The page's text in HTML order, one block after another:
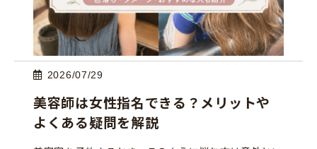
2026/07/29
美容師は女性指名できる？メリットや
よくある疑問を解説